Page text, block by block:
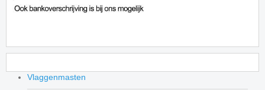
Vlaggenmasten